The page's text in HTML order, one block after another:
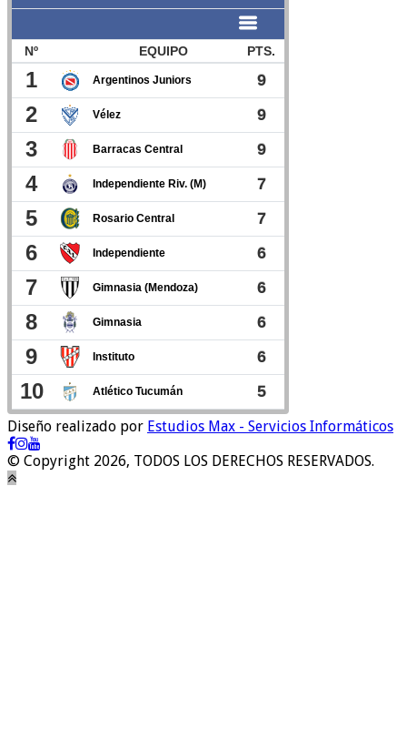
Diseño realizado por Estudios Max - Servicios Informáticos
© Copyright 2026, TODOS LOS DERECHOS RESERVADOS.